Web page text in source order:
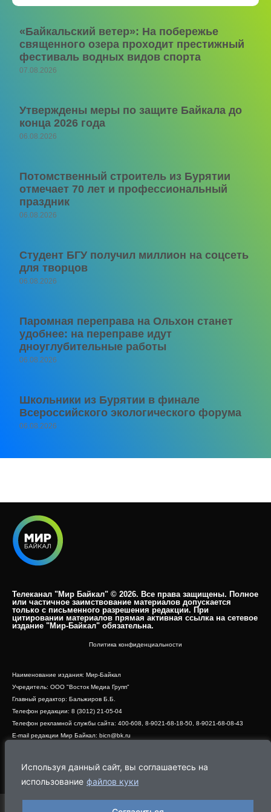
Используя данный сайт, вы соглашаетесь на
использование файлов куки
«Байкальский ветер»: На побережье
священного озера проходит престижный
фестиваль водных видов спорта
07.08.2026
Утверждены меры по защите Байкала до
конца 2026 года
06.08.2026
Потомственный строитель из Бурятии
отмечает 70 лет и профессиональный
праздник
06.08.2026
Студент БГУ получил миллион на соцсеть
для творцов
06.08.2026
Паромная переправа на Ольхон станет
удобнее: на переправе идут
дноуглубительные работы
06.08.2026
Школьники из Бурятии в финале
Всероссийского экологического форума
06.08.2026
Телеканал "Мир Байкал" © 2026. Все права защищены. Полное
или частичное заимствование материалов допускается
только с письменного разрешения редакции. При
цитировании материалов прямая активная ссылка на сетевое
издание "Мир-Байкал" обязательна.​
Политика конфиденциальности
Наименование издания: Мир-Байкал
Учредитель: ООО "Восток Медиа Групп"
Главный редактор: Бальжиров Б.Б.
Телефон редакции: 8 (3012) 21-05-04
Телефон рекламной службы сайта: 400-608, 8-9021-68-18-50, 8-9021-68-08-43
E-mail редакции Мир Байкал: bicn@bk.ru
Адрес редакции: 670000, г. Улан-Удэ, ул. Профсоюзная, дом 44, офис 1